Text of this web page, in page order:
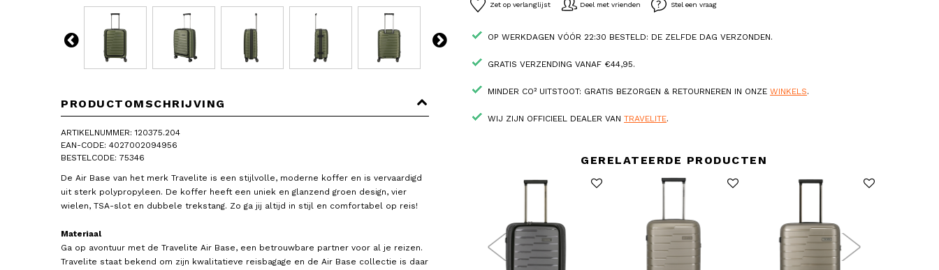
PRODUCTOMSCHRIJVING
ARTIKELNUMMER: 120375.204
EAN-CODE: 4027002094956
BESTELCODE: 75346
De Air Base van het merk Travelite is een stijlvolle, moderne koffer en is vervaardigd
uit sterk polypropyleen. De koffer heeft een uniek en glanzend groen design, vier
wielen, TSA-slot en dubbele trekstang. Zo ga jij altijd in stijl en comfortabel op reis!
Materiaal
Ga op avontuur met de Travelite Air Base, een betrouwbare partner voor al je reizen.
Travelite staat bekend om zijn kwalitatieve reisbagage en de Air Base collectie is daar
Zet op verlanglijst Deel met vrienden Stel een vraag
OP WERKDAGEN VÓÓR 22:30 BESTELD: DE ZELFDE DAG VERZONDEN.
GRATIS VERZENDING VANAF €44,95.
MINDER CO² UITSTOOT: GRATIS BEZORGEN & RETOURNEREN IN ONZE WINKELS.
WIJ ZIJN OFFICIEEL DEALER VAN TRAVELITE.
GERELATEERDE PRODUCTEN